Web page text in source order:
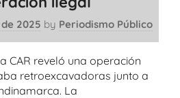
2025 by Periodismo Público
CAR reveló una operación
retroexcavadoras junto a
La